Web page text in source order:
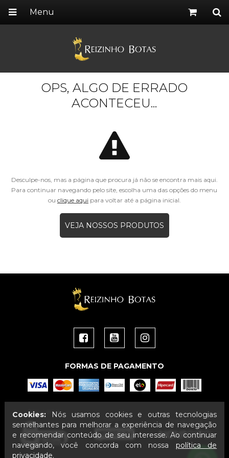
Menu
OPS, ALGO DE ERRADO
ACONTECEU...
Desculpe-nos, mas a página que procura já não se encontra mais aqui.
Para continuar navegando pelo site, escolha uma das opções do menu
ou clique aqui para voltar até a página inicial.
VEJA NOSSOS PRODUTOS
FORMAS DE PAGAMENTO
Segurança
Layout
Plataforma
Cookies:Nós usamos cookies e outras tecnologias
semelhantes para melhorar a experiência de navegação
e recomendar conteúdo de seu interesse. Ao continuar
navegando, você concorda com nossa política de
privacidade.